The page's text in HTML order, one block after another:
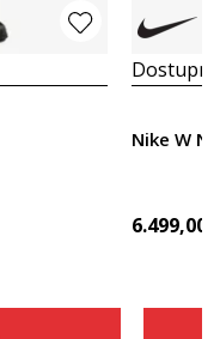
Nike W
6.499,00